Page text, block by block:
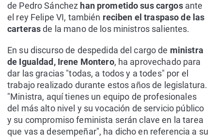
de Pedro Sánchez han prometido sus cargos ante
el rey Felipe VI, también reciben el traspaso de las
carterasde la mano de los ministros salientes.
En su discurso de despedida del cargo de ministra
de Igualdad, Irene Montero, ha aprovechado para
dar las gracias "todas, a todos y a todes" por el
trabajo realizado durante estos años de legislatura.
"Ministra, aquí tienes un equipo de profesionales
del más alto nivel y su vocación de servicio público
y su compromiso feminista serán clave en la tarea
que vas a desempeñar", ha dicho en referencia a su